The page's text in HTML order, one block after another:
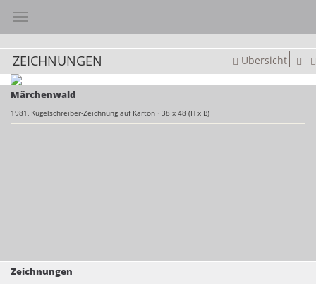
Toggle navigation
ZEICHNUNGEN Übersicht
Märchenwald
1981, Kugelschreiber-Zeichnung auf Karton · 38 x 48 (H x B)
Zeichnungen